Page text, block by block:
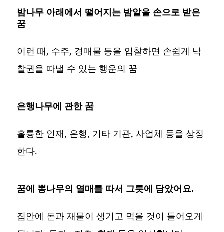
밤나무 아래에서 떨어지는 밤알을 손으로 받은
꿈
이런 때, 수주, 경매물 등을 입찰하면 손쉽게 낙
찰권을 따낼 수 있는 행운의 꿈
은행나무에 관한 꿈
훌륭한 인재, 은행, 기타 기관, 사업체 등을 상징
한다.
꿈에 뽕나무의 열매를 따서 그릇에 담았어요.
집안에 돈과 재물이 생기고 먹을 것이 들어오게